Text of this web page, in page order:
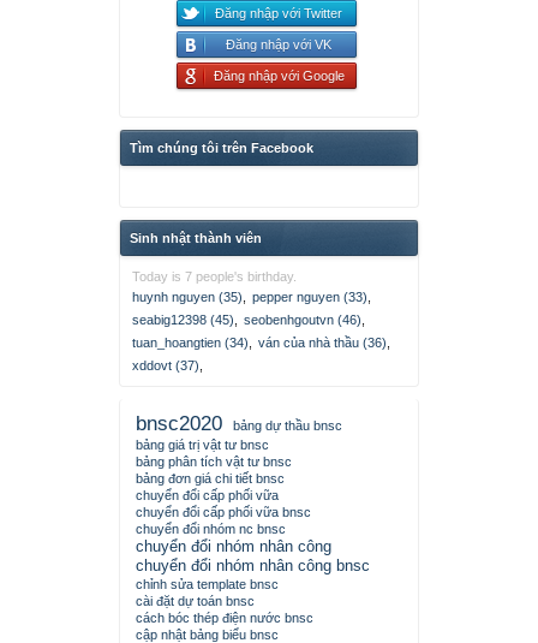
Đăng nhập với Twitter
Đăng nhập với VK
Đăng nhập với Google
Tìm chúng tôi trên Facebook
Sinh nhật thành viên
Today is 7 people's birthday.
huynh nguyen (35)
pepper nguyen (33)
seabig12398 (45)
seobenhgoutvn (46)
tuan_hoangtien (34)
ván của nhà thầu (36)
xddovt (37)
bnsc2020
bảng dự thầu bnsc
bảng giá trị vật tư bnsc
bảng phân tích vật tư bnsc
bảng đơn giá chi tiết bnsc
chuyển đổi cấp phối vữa
chuyển đổi cấp phối vữa bnsc
chuyển đổi nhóm nc bnsc
chuyển đổi nhóm nhân công
chuyển đổi nhóm nhân công bnsc
chỉnh sửa template bnsc
cài đặt dự toán bnsc
cách bóc thép điện nước bnsc
cập nhật bảng biểu bnsc